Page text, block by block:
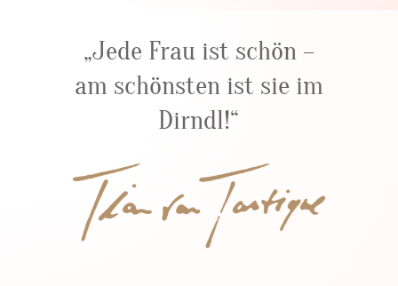
„Jede Frau ist schön –
am schönsten ist sie im
Dirndl!“